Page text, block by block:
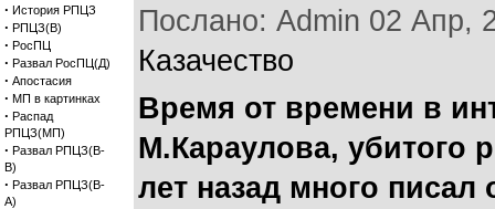
· История РПЦЗ
· РПЦЗ(В)
· РосПЦ
· Развал РосПЦ(Д)
· Апостасия
· МП в картинках
· Распад
РПЦЗ(МП)
· Развал РПЦЗ(В-
В)
· Развал РПЦЗ(В-
А)
Послано: Admin 02 Апр,
Казачество
Время от времени в
М.Караулова, убитого
лет назад много